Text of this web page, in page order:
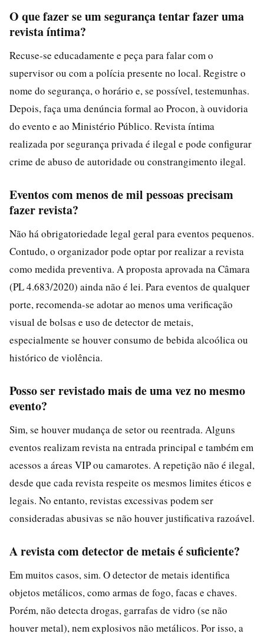
O que fazer se um segurança tentar fazer uma
revista íntima?
Recuse-se educadamente e peça para falar com o
supervisor ou com a polícia presente no local. Registre o
nome do segurança, o horário e, se possível, testemunhas.
Depois, faça uma denúncia formal ao Procon, à ouvidoria
do evento e ao Ministério Público. Revista íntima
realizada por segurança privada é ilegal e pode configurar
crime de abuso de autoridade ou constrangimento ilegal.
Eventos com menos de mil pessoas precisam
fazer revista?
Não há obrigatoriedade legal geral para eventos pequenos.
Contudo, o organizador pode optar por realizar a revista
como medida preventiva. A proposta aprovada na Câmara
(PL 4.683/2020) ainda não é lei. Para eventos de qualquer
porte, recomenda-se adotar ao menos uma verificação
visual de bolsas e uso de detector de metais,
especialmente se houver consumo de bebida alcoólica ou
histórico de violência.
Posso ser revistado mais de uma vez no mesmo
evento?
Sim, se houver mudança de setor ou reentrada. Alguns
eventos realizam revista na entrada principal e também em
acessos a áreas VIP ou camarotes. A repetição não é ilegal,
desde que cada revista respeite os mesmos limites éticos e
legais. No entanto, revistas excessivas podem ser
consideradas abusivas se não houver justificativa razoável.
A revista com detector de metais é suficiente?
Em muitos casos, sim. O detector de metais identifica
objetos metálicos, como armas de fogo, facas e chaves.
Porém, não detecta drogas, garrafas de vidro (se não
houver metal), nem explosivos não metálicos. Por isso, a